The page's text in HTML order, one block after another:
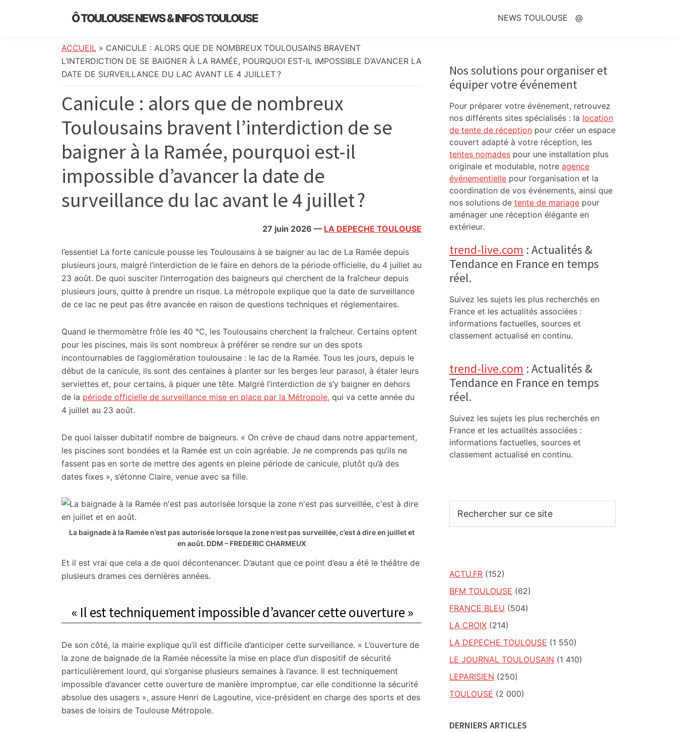
Ô TOULOUSE NEWS & INFOS TOULOUSE
de
l’actualité
toulousaine
info
locale,
société,
culture,
politique,
météo,
faits
divers
NEWS TOULOUSE @
ACCUEIL » CANICULE : ALORS QUE DE NOMBREUX TOULOUSAINS BRAVENT
L’INTERDICTION DE SE BAIGNER À LA RAMÉE, POURQUOI EST-IL IMPOSSIBLE D’AVANCER LA
DATE DE SURVEILLANCE DU LAC AVANT LE 4 JUILLET ?
Canicule : alors que de nombreux
Toulousains bravent l’interdiction de se
baigner à la Ramée, pourquoi est-il
impossible d’avancer la date de
surveillance du lac avant le 4 juillet ?
27 juin 2026 — LA DEPECHE TOULOUSE
l’essentiel La forte canicule pousse les Toulousains à se baigner au lac de La Ramée depuis
plusieurs jours, malgré l’interdiction de le faire en dehors de la période officielle, du 4 juillet au
23 août. De quoi susciter l’interrogation des baigneurs qui cherchent de la fraîcheur depuis
plusieurs jours, quitte à prendre un risque. La métropole explique que la date de surveillance
de ce lac ne peut pas être avancée en raison de questions techniques et réglementaires.
Quand le thermomètre frôle les 40 °C, les Toulousains cherchent la fraîcheur. Certains optent
pour les piscines, mais ils sont nombreux à préférer se rendre sur un des spots
incontournables de l’agglomération toulousaine : le lac de la Ramée. Tous les jours, depuis le
début de la canicule, ils sont des centaines à planter sur les berges leur parasol, à étaler leurs
serviettes et, pour certains, à piquer une tête. Malgré l’interdiction de s’y baigner en dehors
de la période officielle de surveillance mise en place par la Métropole, qui va cette année du
4 juillet au 23 août.
De quoi laisser dubitatif nombre de baigneurs. « On crève de chaud dans notre appartement,
les piscines sont bondées et la Ramée est un coin agréable. Je ne comprends pas qu’ils ne
fassent pas en sorte de mettre des agents en pleine période de canicule, plutôt qu’à des
dates fixes », s’étonne Claire, venue avec sa fille.
La baignade à la Ramée n’est pas autorisée lorsque la zone n’est pas surveillée, c’est à dire en juillet et
en août. DDM – FREDERIC CHARMEUX
Et il est vrai que cela a de quoi décontenancer. D’autant que ce point d’eau a été le théâtre de
plusieurs drames ces dernières années.
« Il est techniquement impossible d’avancer cette ouverture »
De son côté, la mairie explique qu’il est difficile d’anticiper cette surveillance. « L’ouverture de
la zone de baignade de la Ramée nécessite la mise en place d’un dispositif de sécurité
particulièrement lourd, qui s’organise plusieurs semaines à l’avance. Il est techniquement
impossible d’avancer cette ouverture de manière impromptue, car elle conditionne la sécurité
absolue des usagers », assure Henri de Lagoutine, vice-président en charge des sports et des
bases de loisirs de Toulouse Métropole.
Sidebar
Nos solutions pour organiser et
équiper votre événement
Pour préparer votre événement, retrouvez
nos différents sites spécialisés : la location
de tente de réception pour créer un espace
couvert adapté à votre réception, les
tentes nomades pour une installation plus
originale et modulable, notre agence
événementielle pour l’organisation et la
coordination de vos événements, ainsi que
nos solutions de tente de mariage pour
aménager une réception élégante en
extérieur.
trend-live.com : Actualités &
Tendance en France en temps
réel.
Suivez les sujets les plus recherchés en
France et les actualités associées :
informations factuelles, sources et
classement actualisé en continu.
trend-live.com : Actualités &
Tendance en France en temps
réel.
Suivez les sujets les plus recherchés en
France et les actualités associées :
informations factuelles, sources et
classement actualisé en continu.
sur
ACTU.FR (152)
BFM TOULOUSE (62)
FRANCE BLEU (504)
LA CROIX (214)
LA DEPECHE TOULOUSE (1 550)
LE JOURNAL TOULOUSAIN (1 410)
LEPARISIEN (250)
TOULOUSE (2 000)
DERNIERS ARTICLES